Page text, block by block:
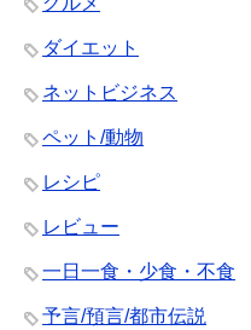
ダイエット
ネットビジネス
ペット/動物
レシピ
レビュー
一日一食・少食・不食
予言/預言/都市伝説